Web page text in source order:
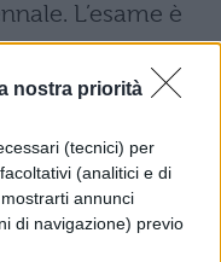
nostra priorità
(tecnici) per
(analitici e di
annunci
di navigazione) previo
L’esame è
si inizia
a risposta
turistica
per poi
che affronta